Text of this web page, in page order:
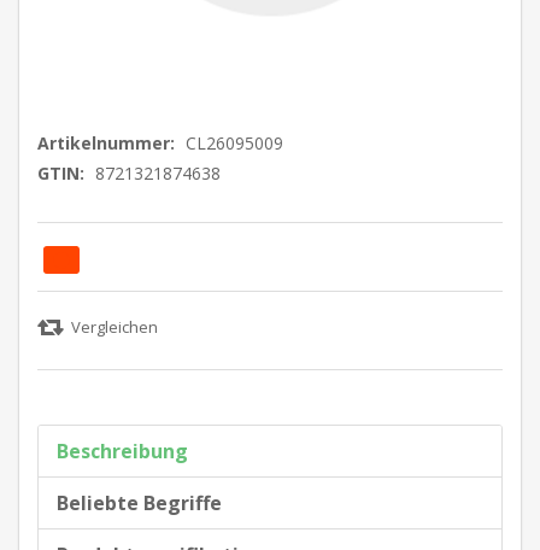
Artikelnummer: CL26095009
GTIN: 8721321874638
Beschreibung
Beliebte Begriffe